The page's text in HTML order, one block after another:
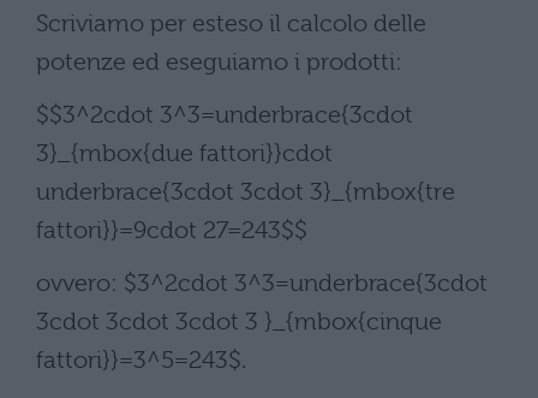
Scriviamo per esteso il calcolo delle
potenze ed eseguiamo i prodotti:
$$3^2cdot 3^3=underbrace{3cdot
3}_{mbox{due fattori}}cdot
underbrace{3cdot 3cdot 3}_{mbox{tre
fattori}}=9cdot 27=243$$
ovvero: $3^2cdot 3^3=underbrace{3cdot
3cdot 3cdot 3cdot 3 }_{mbox{cinque
fattori}}=3^5=243$.